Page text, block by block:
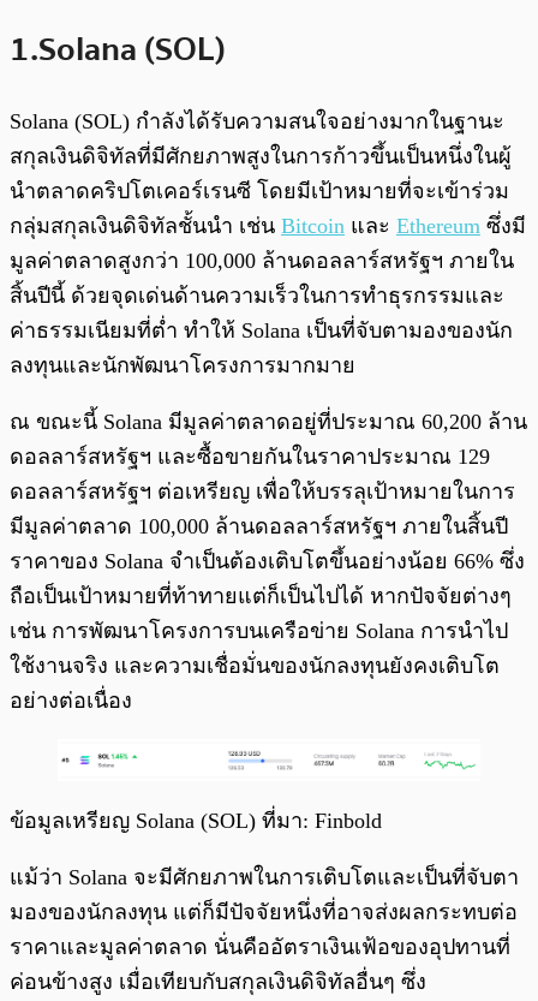
1.Solana (SOL)
Solana (SOL) กำลังได้รับความสนใจอย่างมากในฐานะ
สกุลเงินดิจิทัลที่มีศักยภาพสูงในการก้าวขึ้นเป็นหนึ่งในผู้
นำตลาดคริปโตเคอร์เรนซี โดยมีเป้าหมายที่จะเข้าร่วม
กลุ่มสกุลเงินดิจิทัลชั้นนำ เช่น Bitcoin และ Ethereum ซึ่งมี
มูลค่าตลาดสูงกว่า 100,000 ล้านดอลลาร์สหรัฐฯ ภายใน
สิ้นปีนี้ ด้วยจุดเด่นด้านความเร็วในการทำธุรกรรมและ
ค่าธรรมเนียมที่ต่ำ ทำให้ Solana เป็นที่จับตามองของนัก
ลงทุนและนักพัฒนาโครงการมากมาย
ณ ขณะนี้ Solana มีมูลค่าตลาดอยู่ที่ประมาณ 60,200 ล้าน
ดอลลาร์สหรัฐฯ และซื้อขายกันในราคาประมาณ 129
ดอลลาร์สหรัฐฯ ต่อเหรียญ เพื่อให้บรรลุเป้าหมายในการ
มีมูลค่าตลาด 100,000 ล้านดอลลาร์สหรัฐฯ ภายในสิ้นปี
ราคาของ Solana จำเป็นต้องเติบโตขึ้นอย่างน้อย 66% ซึ่ง
ถือเป็นเป้าหมายที่ท้าทายแต่ก็เป็นไปได้ หากปัจจัยต่างๆ
เช่น การพัฒนาโครงการบนเครือข่าย Solana การนำไป
ใช้งานจริง และความเชื่อมั่นของนักลงทุนยังคงเติบโต
อย่างต่อเนื่อง
ข้อมูลเหรียญ Solana (SOL) ที่มา: Finbold
แม้ว่า Solana จะมีศักยภาพในการเติบโตและเป็นที่จับตา
มองของนักลงทุน แต่ก็มีปัจจัยหนึ่งที่อาจส่งผลกระทบต่อ
ราคาและมูลค่าตลาด นั่นคืออัตราเงินเฟ้อของอุปทานที่
ค่อนข้างสูง เมื่อเทียบกับสกุลเงินดิจิทัลอื่นๆ ซึ่ง